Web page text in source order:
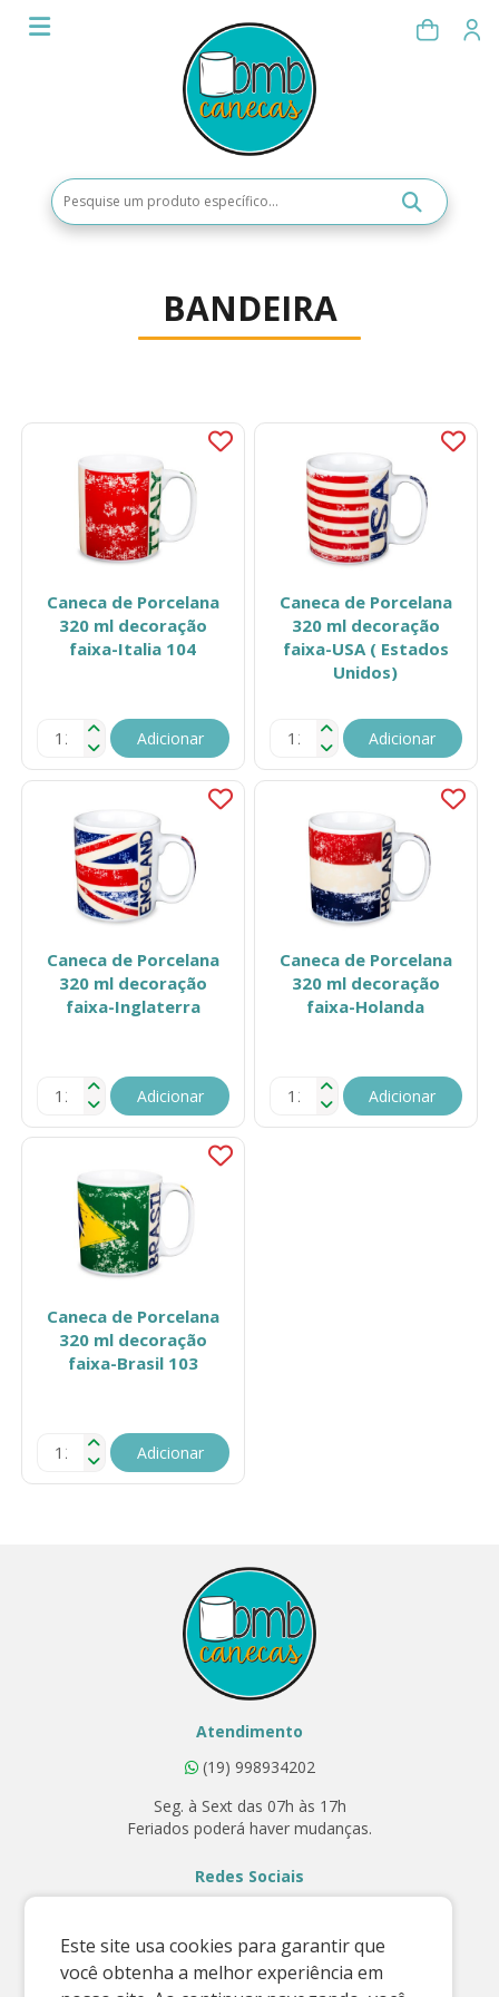
Este site usa cookies para garantir que
você obtenha a melhor experiência em
BANDEIRA
Caneca de Porcelana
320 ml decoração
faixa-Italia 104
Adicionar
Caneca de Porcelana
320 ml decoração
faixa-USA ( Estados
Unidos)
Adicionar
Caneca de Porcelana
320 ml decoração
faixa-Inglaterra
Adicionar
Caneca de Porcelana
320 ml decoração
faixa-Holanda
Adicionar
Caneca de Porcelana
320 ml decoração
faixa-Brasil 103
Adicionar
Atendimento
(19) 998934202
Seg. à Sext das 07h às 17h
Feriados poderá haver mudanças.
Redes Sociais